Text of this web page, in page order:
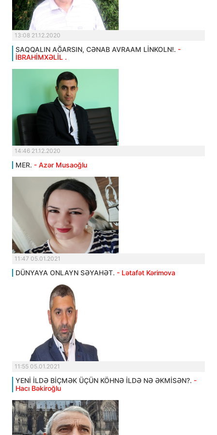
13:08 21.12.2020
SAQQALIN AĞARSIN, CƏNAB AVRAAM LİNKOLN!. -
İBRAHİMXƏLİL .
14:46 21.12.2020
MER. - Azər Musaoğlu
11:47 05.01.2021
DÜNYAYA ONLAYN SƏYAHƏT. - Lətafət Kərimova
11:55 05.01.2021
YENİ İLDƏ BİÇMƏK ÜÇÜN KÖHNƏ İLDƏ NƏ ƏKMİSƏN?. -
Hacı Bəkiroğlu